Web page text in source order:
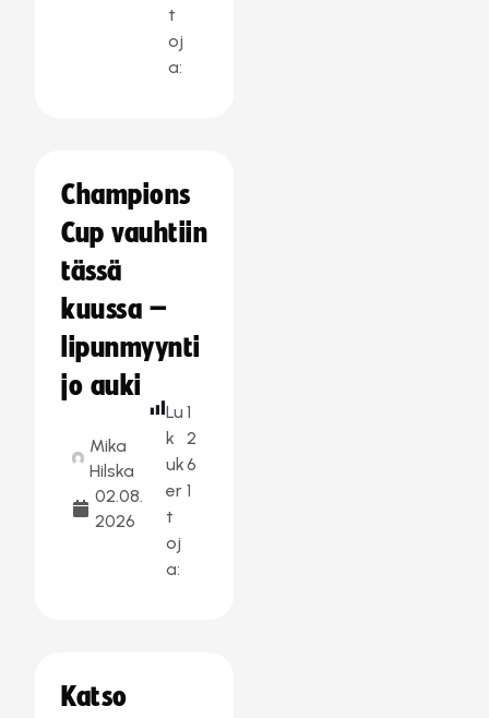
t
oj
a:
Champions
Cup vauhtiin
tässä
kuussa –
lipunmyynti
jo auki
Mika
Hilska
02.08.
2026
Lu
k
uk
er
t
oj
a:
1
2
6
1
Katso